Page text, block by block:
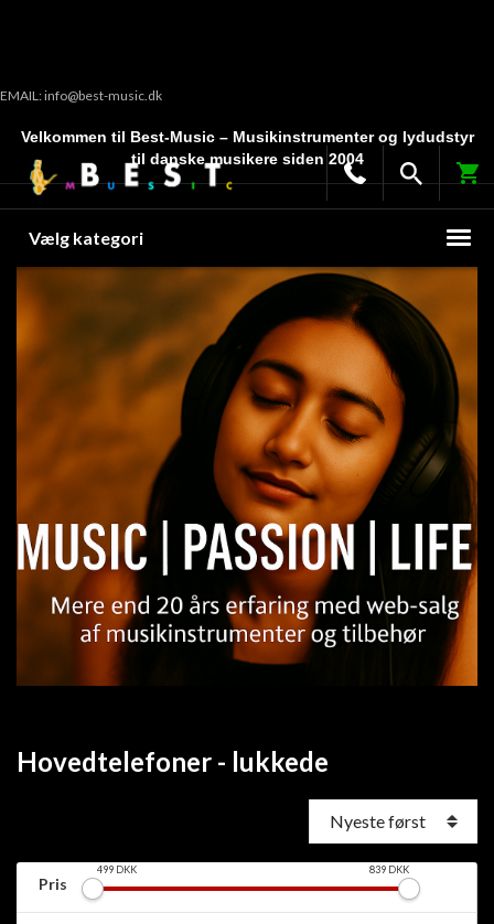
EMAIL: info@best-music.dk
Velkommen til Best-Music – Musikinstrumenter og lydudstyr
til danske musikere siden 2004
Vælg kategori
Pris
499 DKK 839 DKK
Hovedtelefoner - lukkede